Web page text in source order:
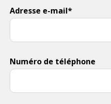
Adresse e-mail*
Numéro de téléphone